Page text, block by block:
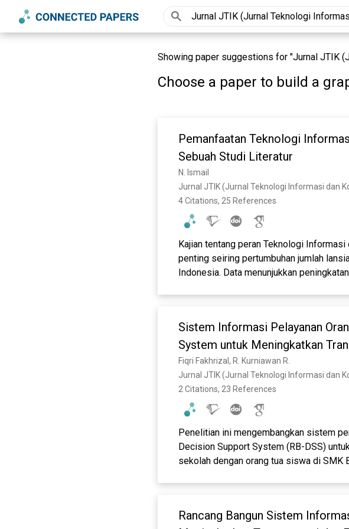
Showing paper suggestions for "Jurnal JTIK
Choose a paper to build a
Pemanfaatan Teknologi
Sebuah Studi Literatur
N. Ismail
Jurnal JTIK (Jurnal Teknologi Informasi dan
4 Citations, 25 References
Kajian tentang peran Teknologi
penting seiring pertumbuhan jumlah
Indonesia. Data menunjukkan
juga dibahas. Metode penelitian yang
analisis deskriptif. Penyuluhan tentang
penerapan sistem informasi terpadu
dalam era digital. Studi literatur pada
pemanfaatan TIK, termasuk perangkat
Sistem Informasi Pelayanan
System untuk Meningkatkan
Orang Tua di SMK Bandung
Fiqri Fakhrizal, R. Kurniawan R.
Jurnal JTIK (Jurnal Teknologi Informasi dan
2 Citations, 23 References
Penelitian ini mengembangkan sistem
Decision Support System (RB-DSS)
sekolah dengan orang tua siswa di SMK
perkembangan lingkungan. Penelitian ini
Rancang Bangun Sistem